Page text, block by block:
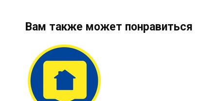
Вам также может понравиться